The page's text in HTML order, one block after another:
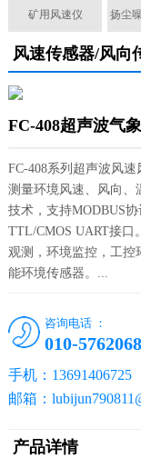
矿用风速仪 扬尘
风速传感器/风向
FC-408超声波气
FC-408系列超声波风
测量环境风速、风向、
技术，支持MODBUS
TTL/CMOS UART接口
观测，环境监控，工控
能环境传感器。...
咨询电话 ：
010-
手机：13691406725
邮箱：
产品详情